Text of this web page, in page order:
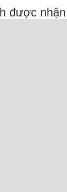
được